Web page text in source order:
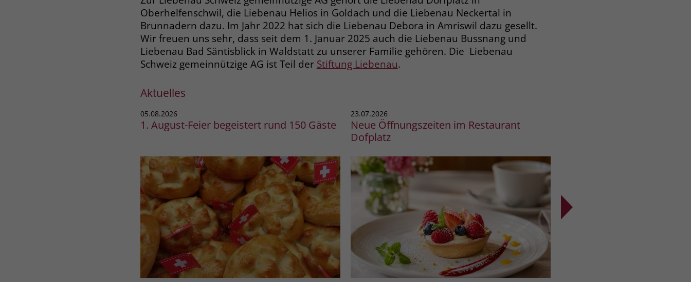
Oberhelfenschwil, die Liebenau Helios in Goldach und die Liebenau Neckertal in
Brunnadern dazu. Im Jahr 2022 hat sich die Liebenau Debora in Amriswil dazu gesellt.
Wir freuen uns sehr, dass seit dem 1. Januar 2025 auch die Liebenau Bussnang und
Liebenau Bad Säntisblick in Waldstatt zu unserer Familie gehören. Die Liebenau
Schweiz gemeinnützige AG ist Teil der Stiftung Liebenau.
Aktuelles
05.08.2026
1. August-Feier begeistert rund 150 Gäste
23.07.2026
Neue Öffnungszeiten im Restaurant
Dofplatz
Name __cf_bm
Anbieter .fonts.net
Laufzeit 30 Minuten
This cookie, set by Cloudflare, is used to